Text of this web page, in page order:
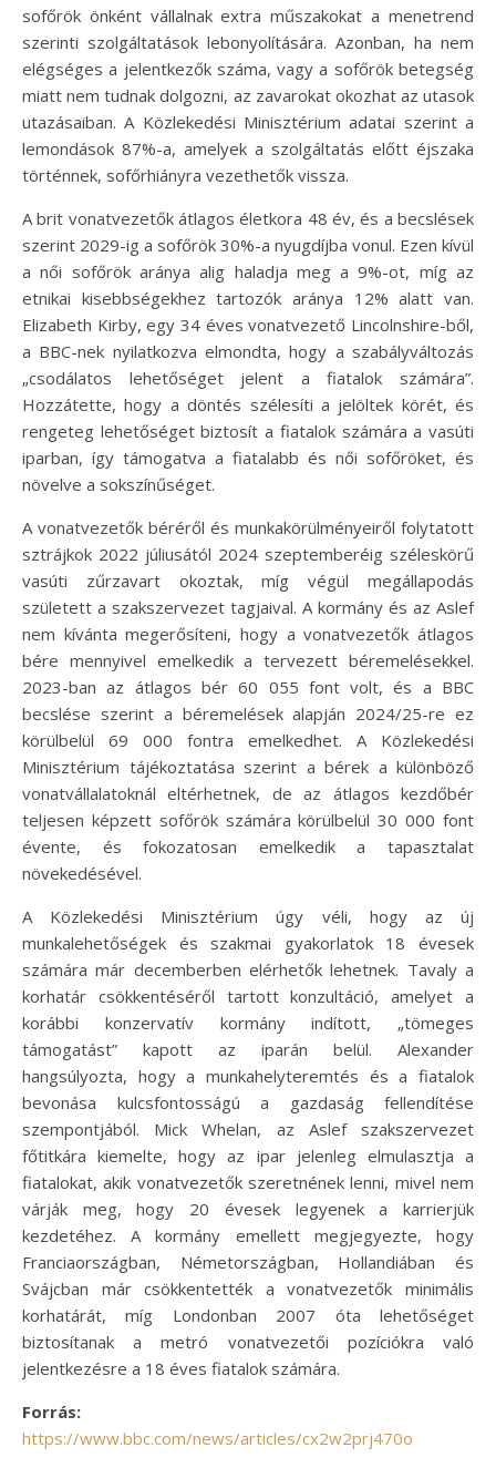
sofőrök önként vállalnak extra műszakokat a menetrend
szerinti szolgáltatások lebonyolítására. Azonban, ha nem
elégséges a jelentkezők száma, vagy a sofőrök betegség
miatt nem tudnak dolgozni, az zavarokat okozhat az utasok
utazásaiban. A Közlekedési Minisztérium adatai szerint a
lemondások 87%-a, amelyek a szolgáltatás előtt éjszaka
történnek, sofőrhiányra vezethetők vissza.
A brit vonatvezetők átlagos életkora 48 év, és a becslések
szerint 2029-ig a sofőrök 30%-a nyugdíjba vonul. Ezen kívül
a női sofőrök aránya alig haladja meg a 9%-ot, míg az
etnikai kisebbségekhez tartozók aránya 12% alatt van.
Elizabeth Kirby, egy 34 éves vonatvezető Lincolnshire-ből,
a BBC-nek nyilatkozva elmondta, hogy a szabályváltozás
„csodálatos lehetőséget jelent a fiatalok számára”.
Hozzátette, hogy a döntés szélesíti a jelöltek körét, és
rengeteg lehetőséget biztosít a fiatalok számára a vasúti
iparban, így támogatva a fiatalabb és női sofőröket, és
növelve a sokszínűséget.
A vonatvezetők béréről és munkakörülményeiről folytatott
sztrájkok 2022 júliusától 2024 szeptemberéig széleskörű
vasúti zűrzavart okoztak, míg végül megállapodás
született a szakszervezet tagjaival. A kormány és az Aslef
nem kívánta megerősíteni, hogy a vonatvezetők átlagos
bére mennyivel emelkedik a tervezett béremelésekkel.
2023-ban az átlagos bér 60 055 font volt, és a BBC
becslése szerint a béremelések alapján 2024/25-re ez
körülbelül 69 000 fontra emelkedhet. A Közlekedési
Minisztérium tájékoztatása szerint a bérek a különböző
vonatvállalatoknál eltérhetnek, de az átlagos kezdőbér
teljesen képzett sofőrök számára körülbelül 30 000 font
évente, és fokozatosan emelkedik a tapasztalat
növekedésével.
A Közlekedési Minisztérium úgy véli, hogy az új
munkalehetőségek és szakmai gyakorlatok 18 évesek
számára már decemberben elérhetők lehetnek. Tavaly a
korhatár csökkentéséről tartott konzultáció, amelyet a
korábbi konzervatív kormány indított, „tömeges
támogatást” kapott az iparán belül. Alexander
hangsúlyozta, hogy a munkahelyteremtés és a fiatalok
bevonása kulcsfontosságú a gazdaság fellendítése
szempontjából. Mick Whelan, az Aslef szakszervezet
főtitkára kiemelte, hogy az ipar jelenleg elmulasztja a
fiatalokat, akik vonatvezetők szeretnének lenni, mivel nem
várják meg, hogy 20 évesek legyenek a karrierjük
kezdetéhez. A kormány emellett megjegyezte, hogy
Franciaországban, Németországban, Hollandiában és
Svájcban már csökkentették a vonatvezetők minimális
korhatárát, míg Londonban 2007 óta lehetőséget
biztosítanak a metró vonatvezetői pozíciókra való
jelentkezésre a 18 éves fiatalok számára.
Forrás:
https://www.bbc.com/news/articles/cx2w2prj470o